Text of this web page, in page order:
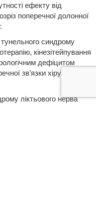
ефекту від
поперечної долонної
синдрому
кінезітейпування
дефіцитом
зв’язки хірургічним
ліктьового нерва